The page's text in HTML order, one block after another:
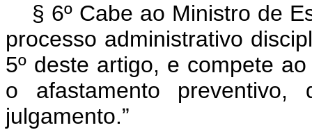
§ 6º Cabe ao Ministro de
processo administrativo
5º deste artigo, e compete
o afastamento
julgamento.”